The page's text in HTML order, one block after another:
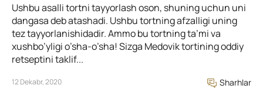
Ushbu asalli tortni tayyorlash oson, shuning uchun uni
dangasa deb atashadi. Ushbu tortning afzalligi uning
tez tayyorlanishidadir. Ammo bu tortning ta’mi va
xushbo’yligi o’sha-o’sha! Sizga Medovik tortining oddiy
retseptini taklif...
12 Dekabr, 2020 Sharhlar